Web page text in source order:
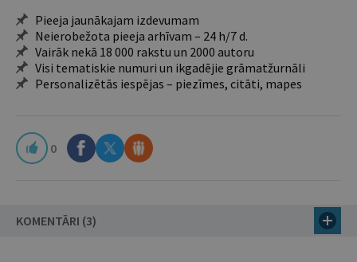
Pieeja jaunākajam izdevumam
Neierobežota pieeja arhīvam – 24 h/7 d.
Vairāk nekā 18 000 rakstu un 2000 autoru
Visi tematiskie numuri un ikgadējie grāmatžurnāli
Personalizētās iespējas – piezīmes, citāti, mapes
0
KOMENTĀRI (3)